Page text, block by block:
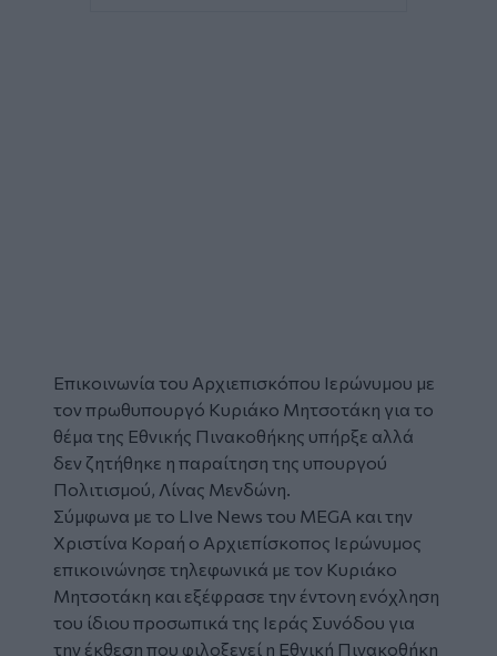
Επικοινωνία του Αρχιεπισκόπου Ιερώνυμου με
τον πρωθυπουργό Κυριάκο Μητσοτάκη για το
θέμα της Εθνικής Πινακοθήκης υπήρξε αλλά
δεν ζητήθηκε η παραίτηση της υπουργού
Πολιτισμού, Λίνας Μενδώνη.
Σύμφωνα με το LIve News του MEGA και την
Χριστίνα Κοραή ο Αρχιεπίσκοπος Ιερώνυμος
επικοινώνησε τηλεφωνικά με τον Κυριάκο
Μητσοτάκη και εξέφρασε την έντονη ενόχληση
του ίδιου προσωπικά της Ιεράς Συνόδου για
την έκθεση που φιλοξενεί η Εθνική Πινακοθήκη